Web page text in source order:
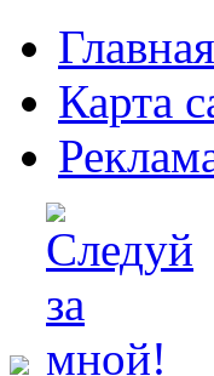
Главная
Карта